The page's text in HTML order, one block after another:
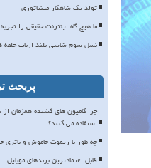
تولد یک شاهکار مینیاتوری
ما هیچ گاه اینترنت حقیقی را
نسل سوم شاسی بلند ارباب حلقه
پربحث
چرا کامیون های کشنده همزمان
استفاده می کنند؟
چه طور با ریموت خاموش و باتری
قابل اعتمادترین برندهای موبایل